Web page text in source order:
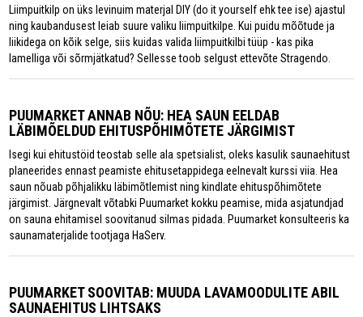
Liimpuitkilp on üks levinuim materjal DIY (do it yourself ehk tee ise) ajastul
ning kaubandusest leiab suure valiku liimpuitkilpe. Kui puidu mõõtude ja
liikidega on kõik selge, siis kuidas valida liimpuitkilbi tüüp - kas pika
lamelliga või sõrmjätkatud? Sellesse toob selgust ettevõte Stragendo.
PUUMARKET ANNAB NÕU: HEA SAUN EELDAB
LÄBIMÕELDUD EHITUSPÕHIMÕTETE JÄRGIMIST
Isegi kui ehitustöid teostab selle ala spetsialist, oleks kasulik saunaehitust
planeerides ennast peamiste ehitusetappidega eelnevalt kurssi viia. Hea
saun nõuab põhjalikku läbimõtlemist ning kindlate ehituspõhimõtete
järgimist. Järgnevalt võtabki Puumarket kokku peamise, mida asjatundjad
on sauna ehitamisel soovitanud silmas pidada. Puumarket konsulteeris ka
saunamaterjalide tootjaga HaServ.
PUUMARKET SOOVITAB: MUUDA LAVAMOODULITE ABIL
SAUNAEHITUS LIHTSAKS